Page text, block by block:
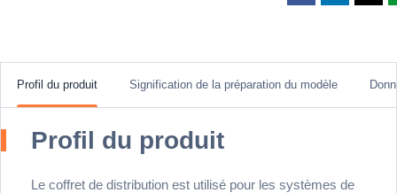
Profil du produit Signification de la préparation du modèle
Profil du produit
Le coffret de distribution est utilisé pour les systèmes de